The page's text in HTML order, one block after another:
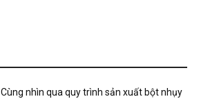
Cùng nhìn qua quy trình sản xuất bột nhụy